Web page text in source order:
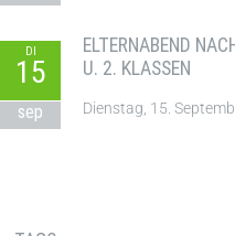
DI
15
sep
ELTERNABEND
U. 2. KLASSEN
Dienstag, 15.